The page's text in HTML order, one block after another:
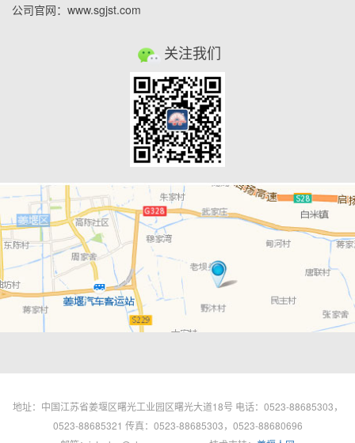
公司官网：www.sgjst.com
关注我们
地址：中国江苏省姜堰区曙光工业园区曙光大道18号 电话：0523-88685303，
0523-88685321 传真：0523-88685303，0523-88680696